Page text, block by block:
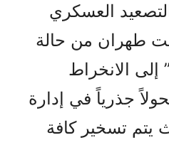
العسكري
طهران من حالة
إلى الانخراط
جذرياً في إدارة
يتم تسخير كافة